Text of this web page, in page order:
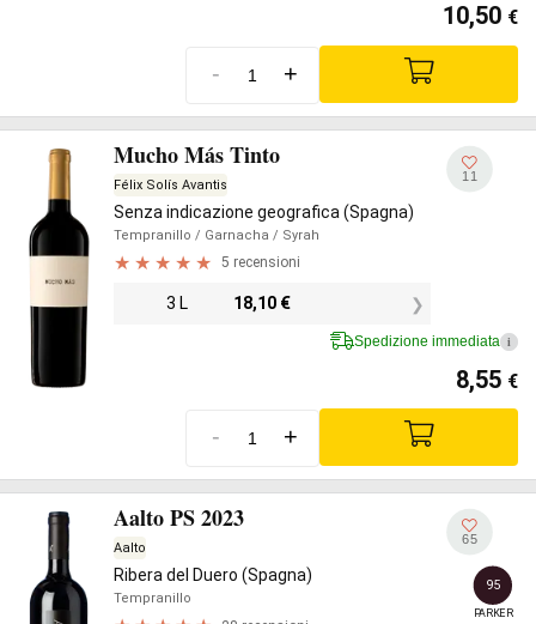
10,50 €
- +
Mucho Más Tinto
Félix Solís Avantis
Senza indicazione geografica (Spagna)
Tempranillo / Garnacha / Syrah
5 recensioni
3 L 18,10 €
11
Spedizione immediata i
8,55 €
- +
Aalto PS 2023
Aalto
Ribera del Duero (Spagna)
Tempranillo
65
95
PARKER